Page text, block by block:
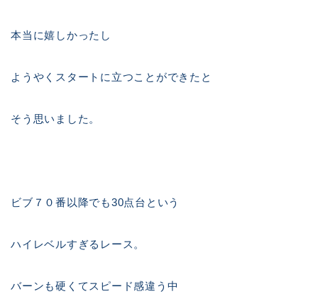
本当に嬉しかったし
ようやくスタートに立つことができたと
そう思いました。
ビブ７０番以降でも30点台という
ハイレベルすぎるレース。
バーンも硬くてスピード感違う中